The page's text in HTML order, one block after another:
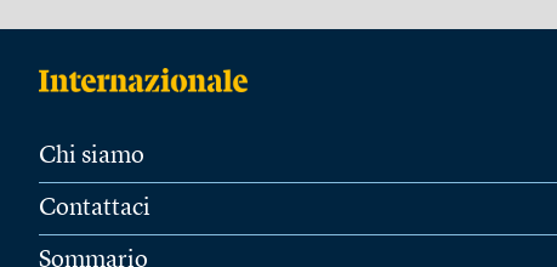
Chi siamo
Contattaci
Sommario